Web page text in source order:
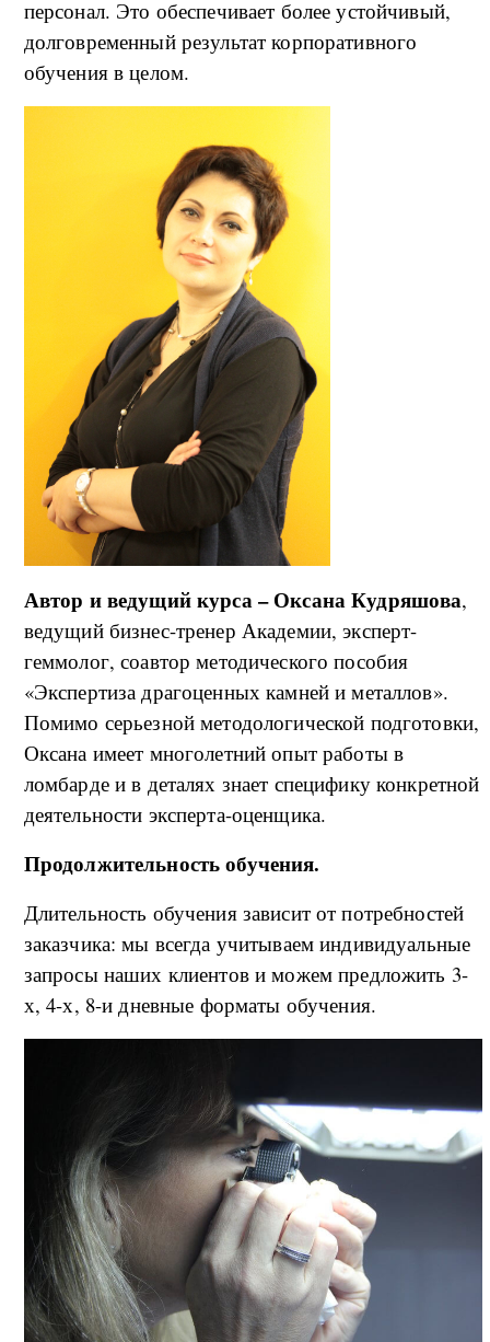
персонал. Это обеспечивает более устойчивый,
долговременный результат корпоративного
обучения в целом.
Автор и ведущий курса – Оксана Кудряшова,
ведущий бизнес-тренер Академии, эксперт-
геммолог, соавтор методического пособия
«Экспертиза драгоценных камней и металлов».
Помимо серьезной методологической подготовки,
Оксана имеет многолетний опыт работы в
ломбарде и в деталях знает специфику конкретной
деятельности эксперта-оценщика.
Продолжительность обучения.
Длительность обучения зависит от потребностей
заказчика: мы всегда учитываем индивидуальные
запросы наших клиентов и можем предложить 3-
х, 4-х, 8-и дневные форматы обучения.